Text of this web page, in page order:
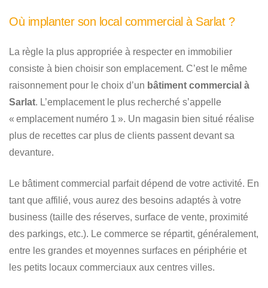
Où implanter son local commercial à Sarlat ?
La règle la plus appropriée à respecter en immobilier
consiste à bien choisir son emplacement. C’est le même
raisonnement pour le choix d’un bâtiment commercial à
Sarlat. L’emplacement le plus recherché s’appelle
« emplacement numéro 1 ». Un magasin bien situé réalise
plus de recettes car plus de clients passent devant sa
devanture.
Le bâtiment commercial parfait dépend de votre activité. En
tant que affilié, vous aurez des besoins adaptés à votre
business (taille des réserves, surface de vente, proximité
des parkings, etc.). Le commerce se répartit, généralement,
entre les grandes et moyennes surfaces en périphérie et
les petits locaux commerciaux aux centres villes.